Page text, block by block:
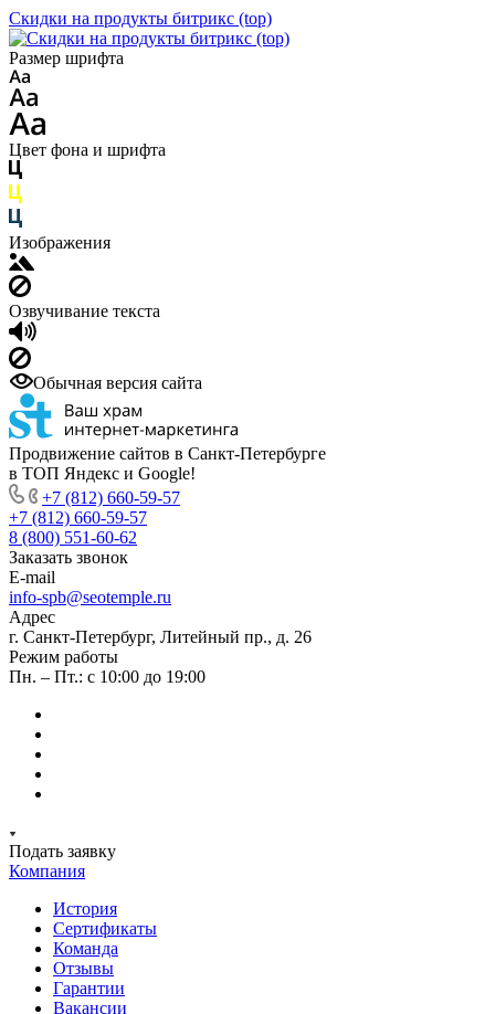
Скидки на продукты битрикс (top)
Размер шрифта
Цвет фона и шрифта
Изображения
Озвучивание текста
Обычная версия сайта
Продвижение сайтов в Санкт-Петербурге
в ТОП Яндекс и Google!
+7 (812) 660-59-57
+7 (812) 660-59-57
8 (800) 551-60-62
Заказать звонок
E-mail
info-spb@seotemple.ru
Адрес
г. Санкт-Петербург, Литейный пр., д. 26
Режим работы
Пн. – Пт.: с 10:00 до 19:00
Подать заявку
Компания
История
Сертификаты
Команда
Отзывы
Гарантии
Вакансии